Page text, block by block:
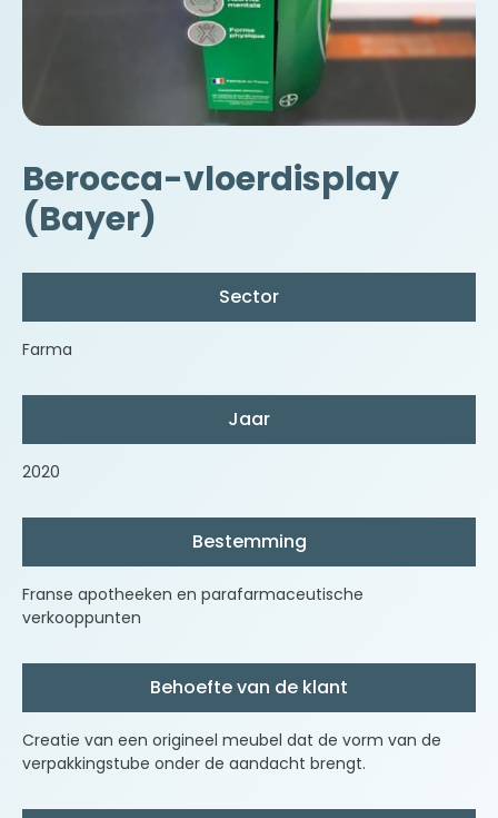
Berocca-vloerdisplay
(Bayer)
Sector
Farma
Jaar
2020
Bestemming
Franse apotheeken en parafarmaceutische
verkooppunten
Behoefte van de klant
Creatie van een origineel meubel dat de vorm van de
verpakkingstube onder de aandacht brengt.